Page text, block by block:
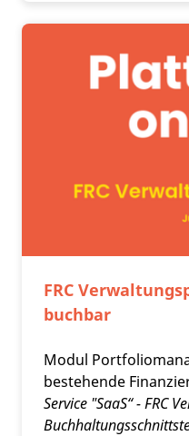
FRC
buchbar
Modul
bestehende
Service "SaaS“ - FRC